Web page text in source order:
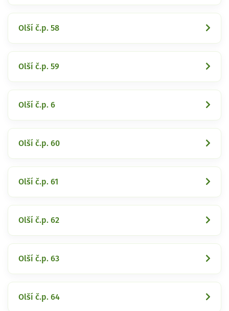
Olší č.p. 58
Olší č.p. 59
Olší č.p. 6
Olší č.p. 60
Olší č.p. 61
Olší č.p. 62
Olší č.p. 63
Olší č.p. 64